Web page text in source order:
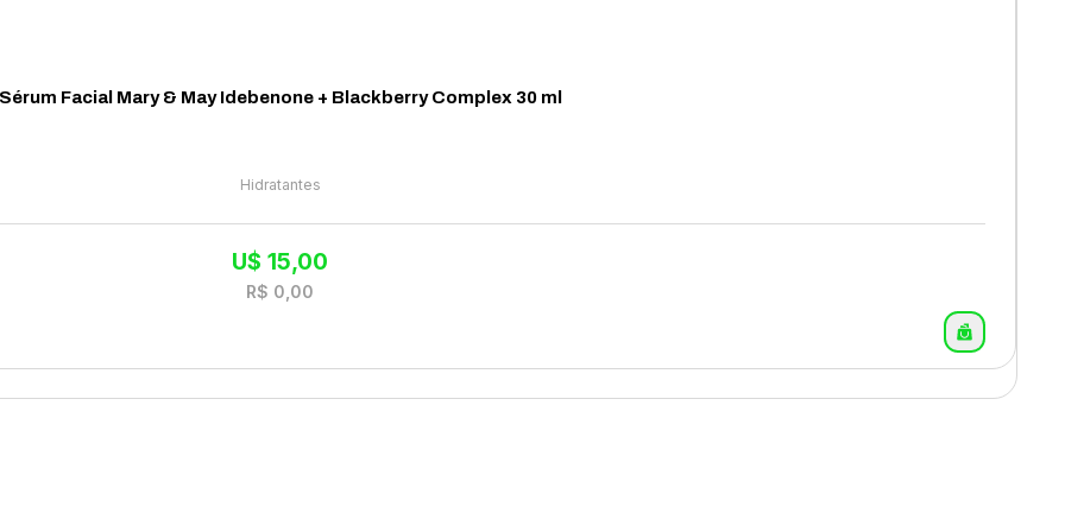
Sérum Facial Mary & May Idebenone + Blackberry Complex 30 ml
Hidratantes
U$15,00
R$ 0,00